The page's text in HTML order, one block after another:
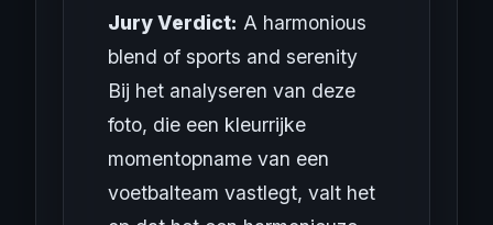
Jury Verdict: A harmonious
blend of sports and serenity
Bij het analyseren van deze
foto, die een kleurrijke
momentopname van een
voetbalteam vastlegt, valt het